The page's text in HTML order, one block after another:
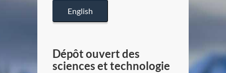
English
Dépôt ouvert des
sciences et technologie